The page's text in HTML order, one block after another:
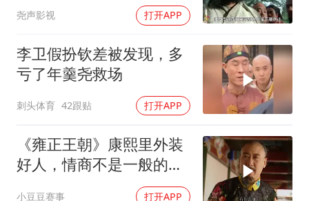
尧声影视 打开APP
李卫假扮钦差被发现，多
亏了年羹尧救场
刺头体育 42跟贴 打开APP
《雍正王朝》康熙里外装
好人，情商不是一般的高
小豆豆赛事 打开APP